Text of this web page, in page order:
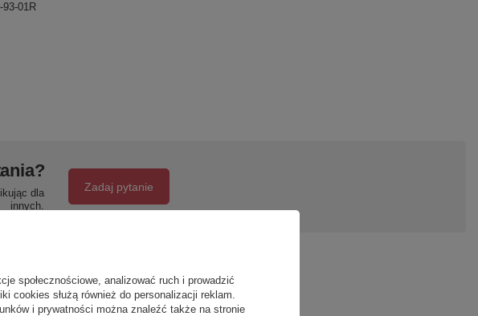
93-01R
dla
innych.
Zadaj pytanie
społecznościowe, analizować ruch i prowadzić
cookies służą również do personalizacji reklam.
i prywatności można znaleźć także na stronie